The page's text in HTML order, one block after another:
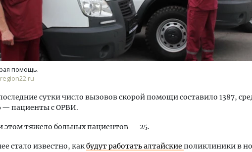
помощь.
сутки число вызовов скорой помощи составило 1387,
— пациенты с ОРВИ.
этом тяжело больных пациентов — 25.
стало известно, какбудут работать алтайские поликлиники в
Архитектурный код начинается с
земли. Мощение крупноформатными
стандартом благоустройства
Двухуровневые номера и
Каким будет новый апарт-